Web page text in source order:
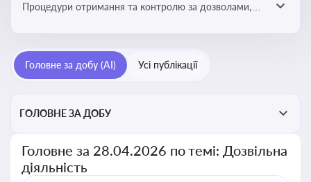
Процедури отримання та контролю за дозволами,
законодавстві, щоб уникнути порушень та
забезпечити відповідність вимогам регуляторних
Головне за добу (AI) Усі публікації
ГОЛОВНЕ ЗА ДОБУ
Головне за 28.04.2026 по темі: Дозвільна
діяльність